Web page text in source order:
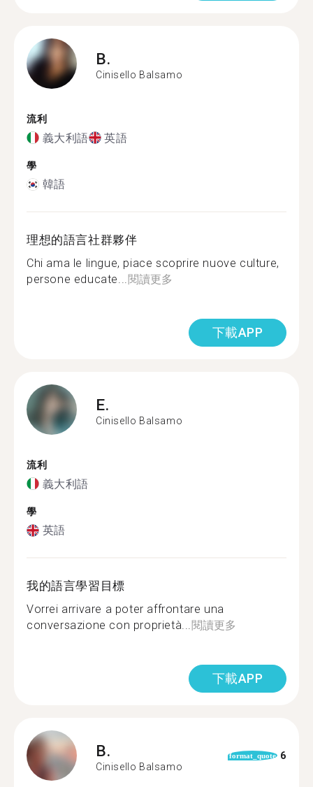
B.
Cinisello Balsamo
流利
義大利語 英語
學
韓語
理想的語言社群夥伴
Chi ama le lingue, piace scoprire nuove culture,
persone educate...閱讀更多
下載APP
E.
Cinisello Balsamo
流利
義大利語
學
英語
我的語言學習目標
Vorrei arrivare a poter affrontare una
conversazione con proprietà...閱讀更多
下載APP
B.
Cinisello Balsamo
format_quote 6